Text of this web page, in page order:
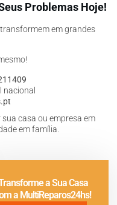
Problemas Hoje!
em grandes
nacional
casa ou empresa em
em família.
a Sua Casa
a MultiReparos24hs!